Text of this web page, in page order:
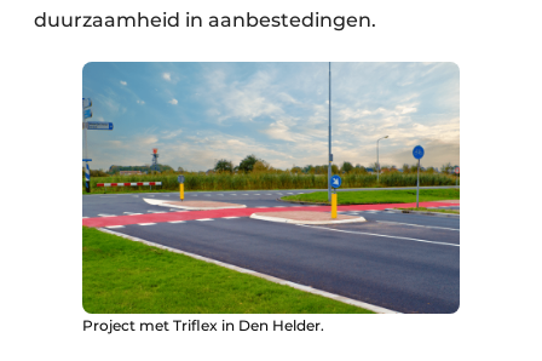
duurzaamheid in aanbestedingen.
Project met Triflex in Den Helder.